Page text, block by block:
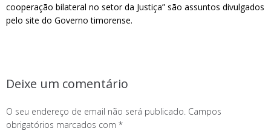
cooperação bilateral no setor da Justiça” são assuntos divulgados
pelo site do Governo timorense.
Deixe um comentário
O seu endereço de email não será publicado. Campos
obrigatórios marcados com *